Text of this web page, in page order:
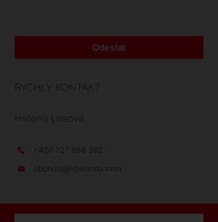
Odeslat
RYCHLÝ KONTAKT
Helena Lesová
+420 727 859 382
obchod@jvpohoda.com